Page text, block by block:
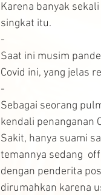
Karena banyak
singkat itu.
-
Saat ini musim
Covid ini, yang jelas
-
Sebagai seorang
kendali penanganan
Sakit, hanya suami
temannya sedang
dengan penderita
dirumahkan karena